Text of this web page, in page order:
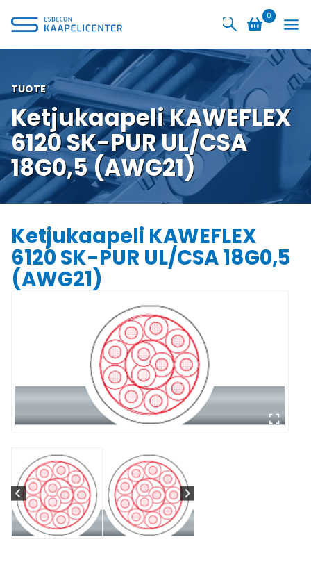
sisältöön
0
TUOTE
Ketjukaapeli KAWEFLEX
6120 SK-PUR UL/CSA
18G0,5 (AWG21)
Ketjukaapeli KAWEFLEX
6120 SK-PUR UL/CSA 18G0,5
(AWG21)